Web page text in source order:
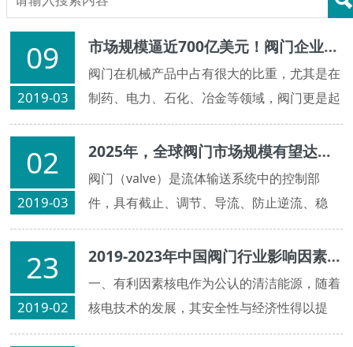
09
2019-03
市场规模逼近700亿美元！阀门企业能否抓住商机？
阀门在机械产品中占有很大的比重，尤其是在
制药、电力、石化、冶金等领域，阀门更是起
到了关键的作用。
02
2019-03
2025年，全球阀门市场规模有望达到69982.43百万美元
阀门（valve）是流体输送系统中的控制部
件，具有截止、调节、导流、防止逆流、稳
压、分流或溢流泄压等功能。阀门可用于控制
空气、水、蒸汽、各种腐蚀性介质、泥浆、油
品、液态金属和放射性介质等各种类型流体的
流动。
23
2019-02
2019-2023年中国阀门行业影响因素分析
一、有利因素核电作为公认的清洁能源，随着
核电技术的发展，其安全性与经济性得以提
升，逐渐受到人们推崇。核电阀门是核电项目